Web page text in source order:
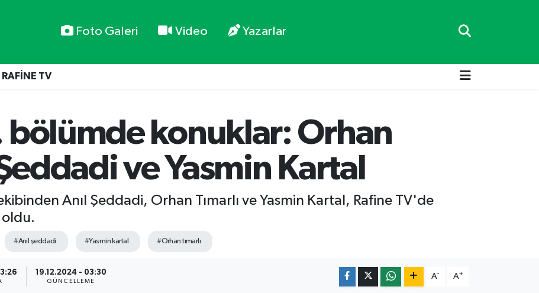
Foto Galeri Video Yazarlar
RAFİNE TV
bölümde konuklar: Orhan
ve Yasmin Kartal
Anıl Şeddadi, Orhan Tımarlı ve Yasmin Kartal, Rafine TV'de
oldu.
#Anıl şeddadi #Yasmin kartal #Orhan tımarlı
19.12.2024 - 03:30
GÜNCELLEME
A- A+